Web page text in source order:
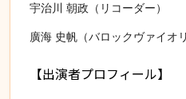
宇治川 朝政（リコーダー）
廣海 史帆（バロックヴァイオ
【出演者プロフィール】